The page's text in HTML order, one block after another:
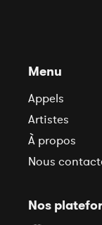
Menu
Appels
Artistes
À propos
Nous
Nos